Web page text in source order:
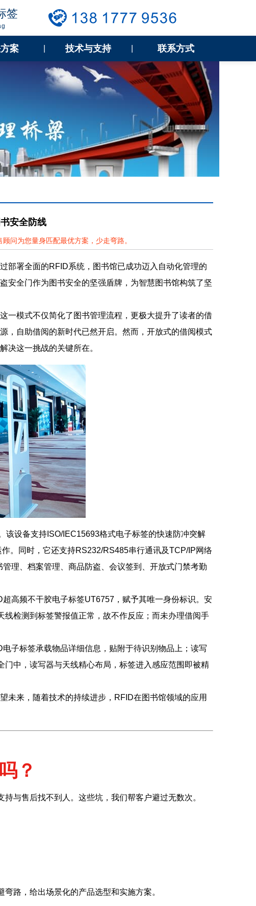
签
案 技术与支持 联系方式
安全防线
问为您量身匹配最优方案，少走弯路。
部署全面的RFID系统，图书馆已成功迈入自动化管理的
安全门作为图书安全的坚强盾牌，为智慧图书馆构筑了坚
一模式不仅简化了图书管理流程，更极大提升了读者的借
，自助借阅的新时代已然开启。然而，开放式的借阅模式
决这一挑战的关键所在。
该设备支持ISO/IEC15693格式电子标签的快速防冲突解
。同时，它还支持RS232/RS485串行通讯及TCP/IP网络
理、档案管理、商品防盗、会议签到、开放式门禁考勤
高频不干胶电子标签UT6757，赋予其唯一身份标识。安
检测到标签警报值正常，故不作反应；而未办理借阅手
子标签承载物品详细信息，贴附于待识别物品上；读写
中，读写器与天线精心布局，标签进入感应范围即被精
未来，随着技术的持续进步，RFID在图书馆领域的应用
？
持与售后找不到人。这些坑，我们帮客户避过无数次。
路，给出场景化的产品选型和实施方案。